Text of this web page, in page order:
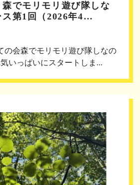
森でモリモリ遊び隊しな
ス第1回（2026年4…
会森でモリモリ遊び隊しなの
いっぱいにスタートしま...